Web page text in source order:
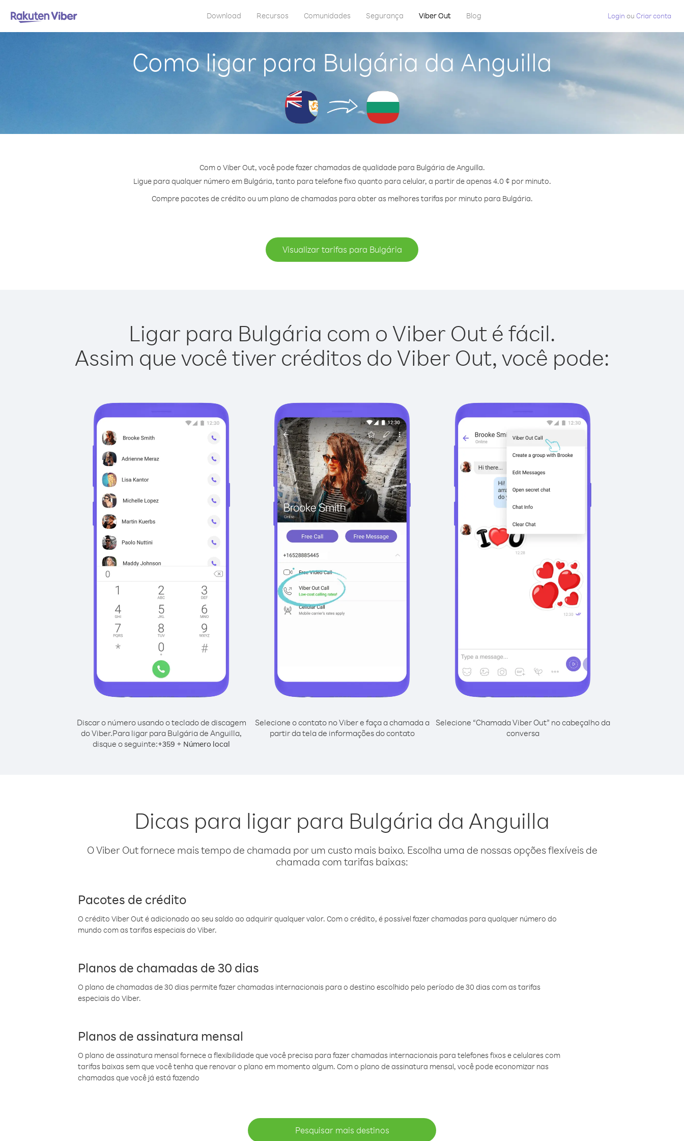
Download Recursos Comunidades Segurança Viber Out Blog Login ou Criar conta
Como ligar para Bulgária da Anguilla
Com o Viber Out, você pode fazer chamadas de qualidade para Bulgária de Anguilla.
Ligue para qualquer número em Bulgária, tanto para telefone fixo quanto para celular, a partir de apenas 4.0 ¢ por minuto.
Compre pacotes de crédito ou um plano de chamadas para obter as melhores tarifas por minuto para Bulgária.
Visualizar tarifas para Bulgária
Ligar para Bulgária com o Viber Out é fácil.
Assim que você tiver créditos do Viber Out, você pode:
Discar o número usando o teclado de discagem
do Viber.Para ligar para Bulgária de Anguilla,
disque o seguinte:+359 + Número local
Selecione o contato no Viber e faça a chamada a
partir da tela de informações do contato
Selecione “Chamada Viber Out” no cabeçalho da
conversa
Dicas para ligar para Bulgária da Anguilla
O Viber Out fornece mais tempo de chamada por um custo mais baixo. Escolha uma de nossas opções flexíveis de
chamada com tarifas baixas:
Pacotes de crédito
O crédito Viber Out é adicionado ao seu saldo ao adquirir qualquer valor. Com o crédito, é possível fazer chamadas para qualquer número do
mundo com as tarifas especiais do Viber.
Planos de chamadas de 30 dias
O plano de chamadas de 30 dias permite fazer chamadas internacionais para o destino escolhido pelo período de 30 dias com as tarifas
especiais do Viber.
Planos de assinatura mensal
O plano de assinatura mensal fornece a flexibilidade que você precisa para fazer chamadas internacionais para telefones fixos e celulares com
tarifas baixas sem que você tenha que renovar o plano em momento algum. Com o plano de assinatura mensal, você pode economizar nas
chamadas que você já está fazendo
Pesquisar mais destinos